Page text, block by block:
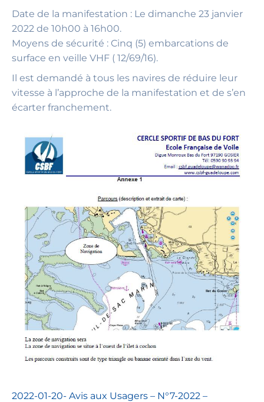
Date de la manifestation : Le dimanche 23 janvier
2022 de 10h00 à 16h00.
Moyens de sécurité : Cinq (5) embarcations de
surface en veille VHF ( 12/69/16).
Il est demandé à tous les navires de réduire leur
vitesse à l’approche de la manifestation et de s’en
écarter franchement.
2022-01-20- Avis aux Usagers – N°7-2022 –